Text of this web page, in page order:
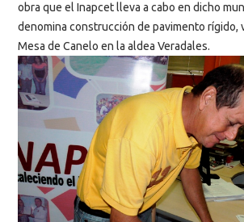
obra que el Inapcet lleva a cabo en dicho
denomina construcción de pavimento rígido,
Mesa de Canelo en la aldea Veradales.